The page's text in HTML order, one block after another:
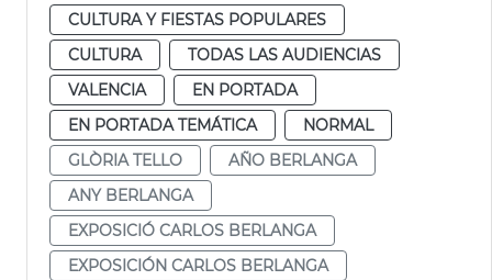
CULTURA Y FIESTAS POPULARES
CULTURA
TODAS LAS AUDIENCIAS
VALENCIA
EN PORTADA
EN PORTADA TEMÁTICA
NORMAL
GLÒRIA TELLO
AÑO BERLANGA
ANY BERLANGA
EXPOSICIÓ CARLOS BERLANGA
EXPOSICIÓN CARLOS BERLANGA